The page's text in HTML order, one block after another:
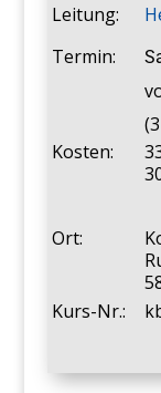
Leitung:
Termin:
Kosten:
Ort:
Kurs-Nr.: